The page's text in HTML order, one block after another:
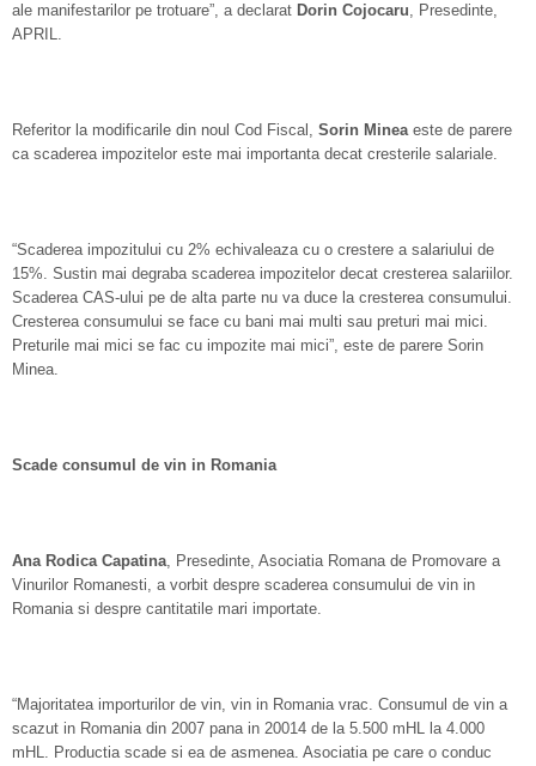
ale manifestarilor pe trotuare”, a declarat Dorin Cojocaru, Presedinte,
APRIL.
Referitor la modificarile din noul Cod Fiscal, Sorin Mineaeste de parere
ca scaderea impozitelor este mai importanta decat cresterile salariale.
“Scaderea impozitului cu 2% echivaleaza cu o crestere a salariului de
15%. Sustin mai degraba scaderea impozitelor decat cresterea salariilor.
Scaderea CAS-ului pe de alta parte nu va duce la cresterea consumului.
Cresterea consumului se face cu bani mai multi sau preturi mai mici.
Preturile mai mici se fac cu impozite mai mici”, este de parere Sorin
Minea.
Scade consumul de vin in Romania
Ana Rodica Capatina, Presedinte, Asociatia Romana de Promovare a
Vinurilor Romanesti, a vorbit despre scaderea consumului de vin in
Romania si despre cantitatile mari importate.
“Majoritatea importurilor de vin, vin in Romania vrac. Consumul de vin a
scazut in Romania din 2007 pana in 20014 de la 5.500 mHL la 4.000
mHL. Productia scade si ea de asmenea. Asociatia pe care o conduc